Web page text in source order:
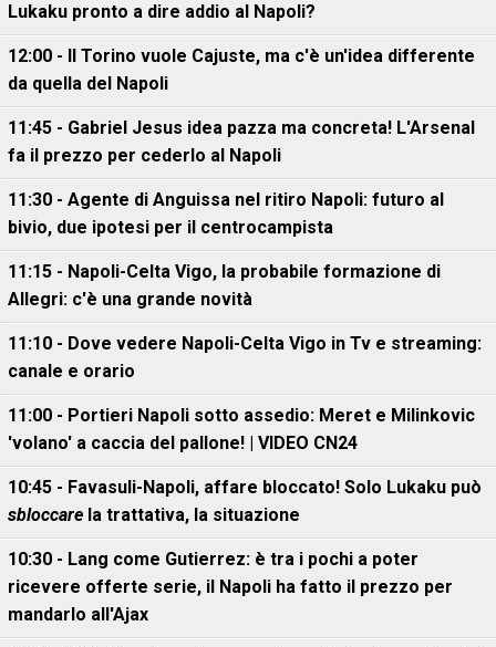
Lukaku pronto a dire addio al Napoli?
12:00 - Il Torino vuole Cajuste, ma c'è un'idea differente
da quella del Napoli
11:45 - Gabriel Jesus idea pazza ma concreta! L'Arsenal
fa il prezzo per cederlo al Napoli
11:30 - Agente di Anguissa nel ritiro Napoli: futuro al
bivio, due ipotesi per il centrocampista
11:15 - Napoli-Celta Vigo, la probabile formazione di
Allegri: c'è una grande novità
11:10 - Dove vedere Napoli-Celta Vigo in Tv e streaming:
canale e orario
11:00 - Portieri Napoli sotto assedio: Meret e Milinkovic
'volano' a caccia del pallone! | VIDEO CN24
10:45 - Favasuli-Napoli, affare bloccato! Solo Lukaku può
sbloccare la trattativa, la situazione
10:30 - Lang come Gutierrez: è tra i pochi a poter
ricevere offerte serie, il Napoli ha fatto il prezzo per
mandarlo all'Ajax